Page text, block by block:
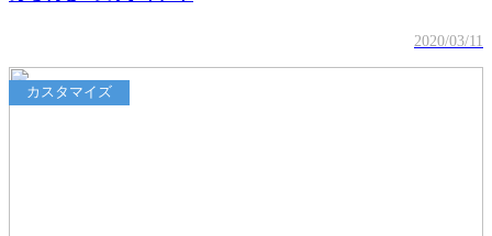
2020/03/11
カスタマイズ